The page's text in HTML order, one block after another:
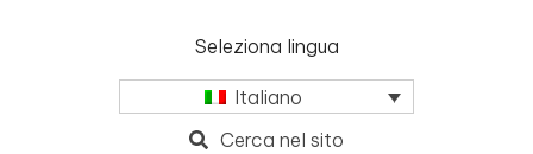
Seleziona lingua
Italiano
Cerca nel sito